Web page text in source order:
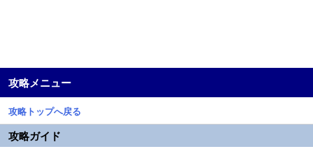
攻略メニュー
攻略トップへ戻る
攻略ガイド